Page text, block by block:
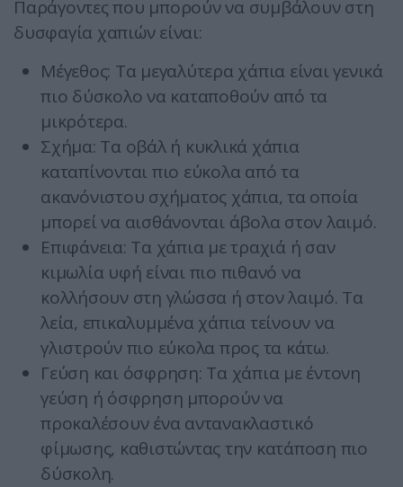
Παράγοντες που μπορούν να συμβάλουν στη
δυσφαγία χαπιών είναι:
Μέγεθος: Τα μεγαλύτερα χάπια είναι γενικά
πιο δύσκολο να καταποθούν από τα
μικρότερα.
Σχήμα: Τα οβάλ ή κυκλικά χάπια
καταπίνονται πιο εύκολα από τα
ακανόνιστου σχήματος χάπια, τα οποία
μπορεί να αισθάνονται άβολα στον λαιμό.
Επιφάνεια: Τα χάπια με τραχιά ή σαν
κιμωλία υφή είναι πιο πιθανό να
κολλήσουν στη γλώσσα ή στον λαιμό. Τα
λεία, επικαλυμμένα χάπια τείνουν να
γλιστρούν πιο εύκολα προς τα κάτω.
Γεύση και όσφρηση: Τα χάπια με έντονη
γεύση ή όσφρηση μπορούν να
προκαλέσουν ένα αντανακλαστικό
φίμωσης, καθιστώντας την κατάποση πιο
δύσκολη.